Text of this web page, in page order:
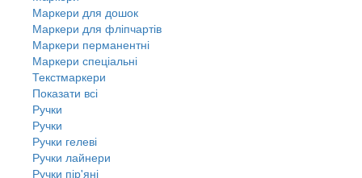
Маркери для дошок
Маркери для фліпчартів
Маркери перманентні
Маркери спеціальні
Текстмаркери
Показати всі
Ручки
Ручки
Ручки гелеві
Ручки лайнери
Ручки пір'яні